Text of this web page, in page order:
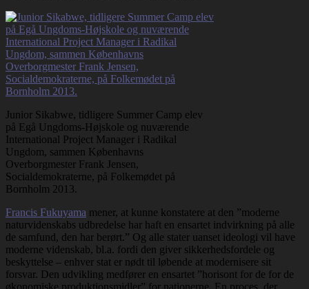
Junior Sikabwe, tidligere Summer Camp elev
på Egå Ungdoms-Højskole og nuværende
International Project Manager i Radikal
Ungdom, sammen Københavns
Overborgmester Frank Jensen,
Socialdemokraterne, på Folkemødet på
Bornholm 2013.
Francis Fukuyama mener, at kunne konstatere at den ”moderne
naturvidenskabs udbredelse har haft en ensartet indvirkning på alle
de samfund, den har berørt.” Og alle stater uanset ideologi vil have
moderne videnskab, bl.a. fordi den giver sikkerhedsfordele og
beskyttelse – enhver stat er nødt til løbende at modernisere sit
forsvar. Den udvikling medfører en ensartet ”horisont for de for de
økonomiske produktionsmidler” for nationerne. En proces, der